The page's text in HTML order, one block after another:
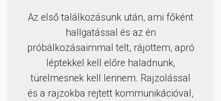
Az első találkozásunk után, ami főként
hallgatással és az én
próbálkozásaimmal telt, rájöttem, apró
léptekkel kell előre haladnunk,
türelmesnek kell lennem. Rajzolással
és a rajzokba rejtett kommunikációval,